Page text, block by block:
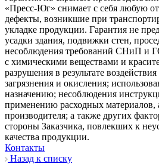
«Пресс-Юг» снимает с себя любую
дефекты, возникшие при
укладке продукции. Гарантия не
усадки здания, подвижки стен,
несоблюдения требований СНиП и
с химическими веществами и
разрушения в результате
загрязнения и окисления;
назначению; несоблюдения
применению расходных материалов,
производителя; а также других
стороны Заказчика, повлекших к
качества продукции.
Контакты
Назад к списку